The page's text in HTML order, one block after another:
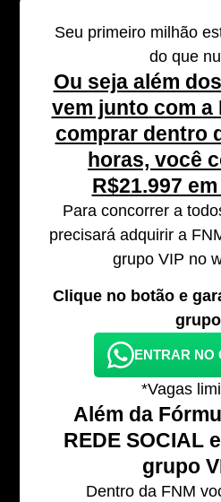
Seu primeiro milhão
do que
Ou seja além
vem junto com a
comprar dentro
horas, você
R$21.997
Para concorrer a
precisará adquirir a
grupo VIP no
Clique no botão e
ENTRAR NO
*Vagas
Além da
REDE SOCIAL
grupo
Dentro da FNM